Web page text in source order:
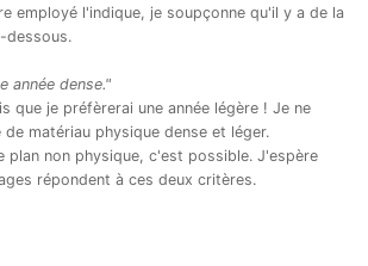
employé l'indique, je soupçonne qu'il y a de la
dessous.
année dense."
que je préfèrerai une année légère ! Je ne
matériau physique dense et léger.
plan non physique, c'est possible. J'espère
répondent à ces deux critères.